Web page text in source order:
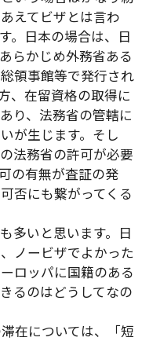
えてビザとは言わ
。日本の場合は、日
らかじめ外務省ある
領事館等で発行され
、在留資格の取得に
り、法務省の管轄に
が生じます。そし
法務省の許可が必要
の有無が査証の発
否にも繋がってくる
多いと思います。日
ノービザでよかった
ロッパに国籍のある
るのはどうしてなの
在については、「短